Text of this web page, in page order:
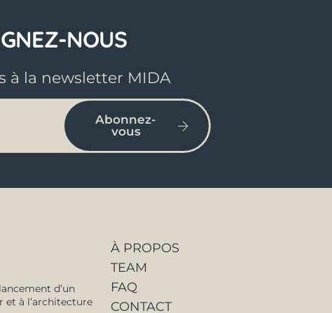
NOUS
à la newsletter MIDA
Abonnez-
vous
d’un
à l’architecture
À PROPOS
TEAM
FAQ
CONTACT